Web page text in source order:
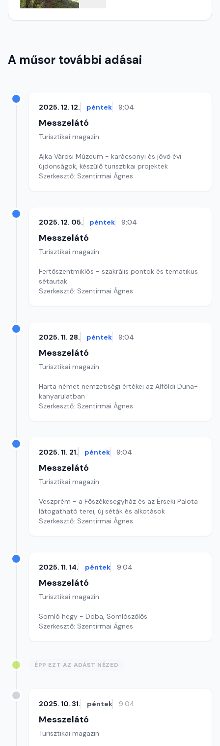
A műsor további adásai
2025. 12. 12. péntek 9:04
Messzelátó
Turisztikai magazin
Ajka Városi Múzeum - karácsonyi és jövő évi
újdonságok, készülő turisztikai projektek
Szerkesztő: Szentirmai Ágnes
2025. 12. 05. péntek 9:04
Messzelátó
Turisztikai magazin
Fertőszentmiklós - szakrális pontok és tematikus
sétautak
Szerkesztő: Szentirmai Ágnes
2025. 11. 28. péntek 9:04
Messzelátó
Turisztikai magazin
Harta német nemzetiségi értékei az Alföldi Duna-
kanyarulatban
Szerkesztő: Szentirmai Ágnes
2025. 11. 21. péntek 9:04
Messzelátó
Turisztikai magazin
Veszprém - a Főszékesegyház és az Érseki Palota
látogatható terei, új séták és alkotások
Szerkesztő: Szentirmai Ágnes
2025. 11. 14. péntek 9:04
Messzelátó
Turisztikai magazin
Somló hegy - Doba, Somlószőlős
Szerkesztő: Szentirmai Ágnes
ÉPP EZT AZ ADÁST NÉZED
2025. 10. 31. péntek 9:04
Messzelátó
Turisztikai magazin